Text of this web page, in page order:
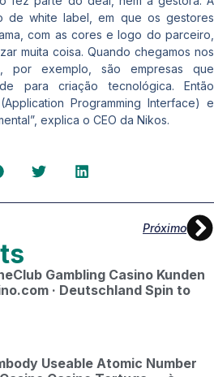
de white label, em que os gestores
com as cores e logo do parceiro,
muita coisa. Quando chegamos nos
por exemplo, são empresas que
para criação tecnológica. Então
Programming Interface) e
explica o CEO da Nikos.
Próximo
Gambling Casino Kunden
· Deutschland Spin to
Useable Atomic Number